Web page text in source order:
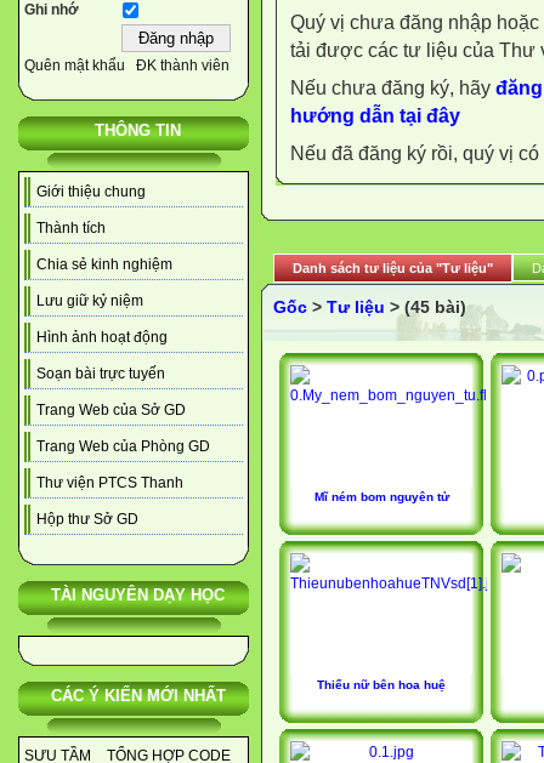
Ghi nhớ
Quên mật khẩu ĐK thành viên
THÔNG TIN
Giới thiệu chung
Thành tích
Chia sẻ kinh nghiệm
Lưu giữ kỷ niệm
Hình ảnh hoạt động
Soạn bài trực tuyến
Trang Web của Sở GD
Trang Web của Phòng GD
Thư viện PTCS Thanh
Hộp thư Sở GD
TÀI NGUYÊN DẠY HỌC
CÁC Ý KIẾN MỚI NHẤT
SƯU TẦM _ TỔNG HỢP CODE
Quý vị chưa đăng nhập
tải được các tư liệu của Thư
Nếu chưa đăng ký, hãy
hướng dẫn tại đây
Nếu đã đăng ký rồi, quý vị
Danh sách tư liệu của "Tư liệu"
Gốc > Tư liệu > (45 bài)
Mĩ ném bom nguyên tử
Thiếu nữ bên hoa huệ